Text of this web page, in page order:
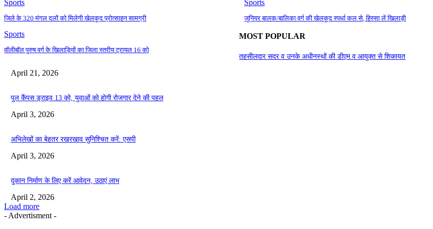
Sports
जिले के 320 मंगल दलों को मिलेगी खेलकूद प्रोत्साहन सामग्री
Sports
जूनियर बालक/बालिका वर्ग की खेलकूद स्पर्धा कल से, हिस्सा लें खिलाड़ी
Sports
वॉलीबॉल पुरुष वर्ग के खिलाड़ियों का जिला स्तरीय ट्रायल 16 को
MOST POPULAR
तहसीलदार सदर व उनके अधीनस्थों की डीएम व आयुक्त से शिकायत
April 21, 2026
पुल कैंपस ड्राइव 13 को, युवाओं को होगी रोजगार देने की पहल
April 3, 2026
अभिलेखों का बेहतर रखरखाव सुनिश्चित करें: एसपी
April 3, 2026
दुकान निर्माण के लिए करें आवेदन, उठाएं लाभ
April 2, 2026
Load more
- Advertisment -